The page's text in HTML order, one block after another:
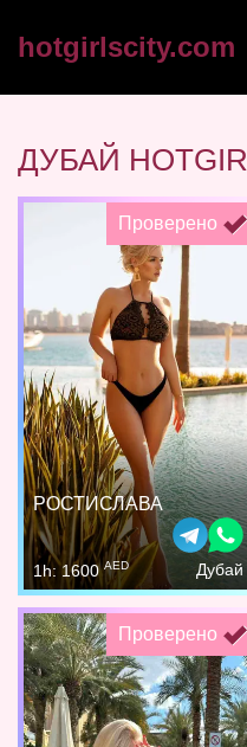
hotgirlscity.com
ДУБАЙ
Проверено
РОСТИСЛАВА
1h: 1600AED Дубай
Проверено